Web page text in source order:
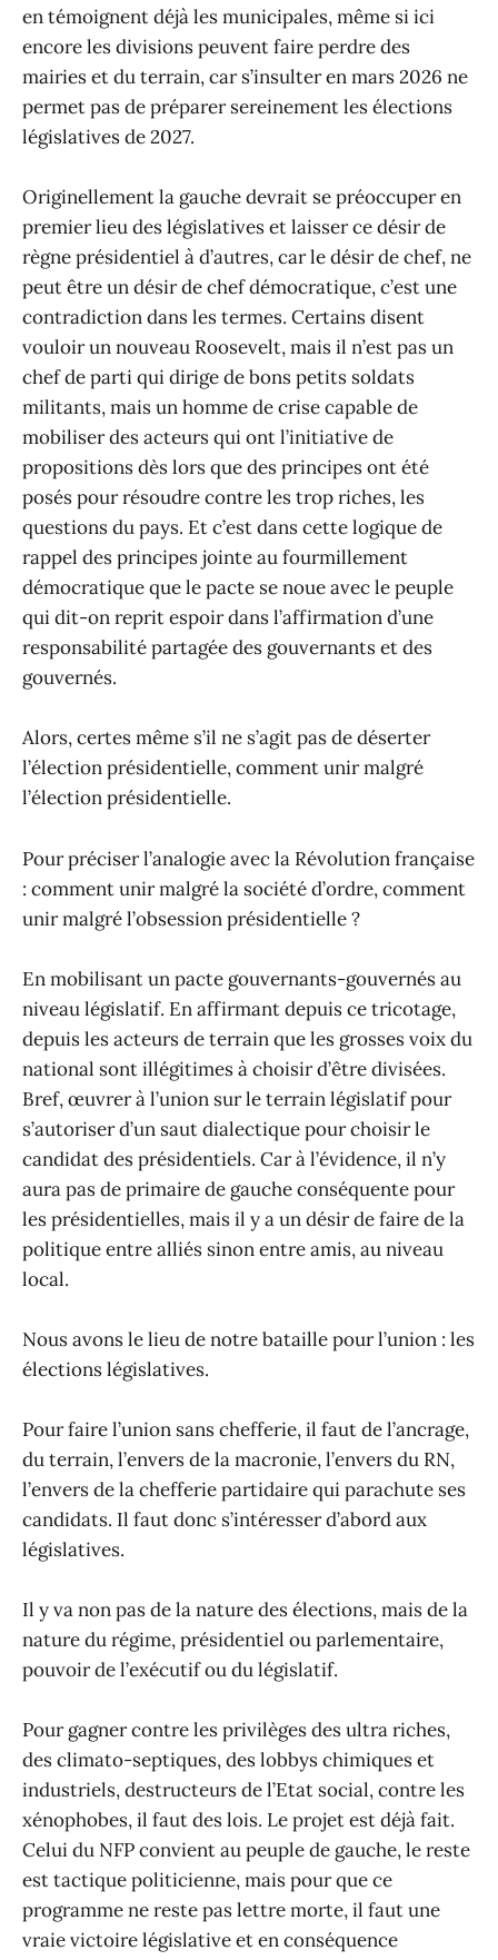
en témoignent déjà les municipales, même si ici
encore les divisions peuvent faire perdre des
mairies et du terrain, car s’insulter en mars 2026 ne
permet pas de préparer sereinement les élections
législatives de 2027.
Originellement la gauche devrait se préoccuper en
premier lieu des législatives et laisser ce désir de
règne présidentiel à d’autres, car le désir de chef, ne
peut être un désir de chef démocratique, c’est une
contradiction dans les termes. Certains disent
vouloir un nouveau Roosevelt, mais il n’est pas un
chef de parti qui dirige de bons petits soldats
militants, mais un homme de crise capable de
mobiliser des acteurs qui ont l’initiative de
propositions dès lors que des principes ont été
posés pour résoudre contre les trop riches, les
questions du pays. Et c’est dans cette logique de
rappel des principes jointe au fourmillement
démocratique que le pacte se noue avec le peuple
qui dit-on reprit espoir dans l’affirmation d’une
responsabilité partagée des gouvernants et des
gouvernés.
Alors, certes même s’il ne s’agit pas de déserter
l’élection présidentielle, comment unir malgré
l’élection présidentielle.
Pour préciser l’analogie avec la Révolution française
: comment unir malgré la société d’ordre, comment
unir malgré l’obsession présidentielle ?
En mobilisant un pacte gouvernants-gouvernés au
niveau législatif. En affirmant depuis ce tricotage,
depuis les acteurs de terrain que les grosses voix du
national sont illégitimes à choisir d’être divisées.
Bref, œuvrer à l’union sur le terrain législatif pour
s’autoriser d’un saut dialectique pour choisir le
candidat des présidentiels. Car à l’évidence, il n’y
aura pas de primaire de gauche conséquente pour
les présidentielles, mais il y a un désir de faire de la
politique entre alliés sinon entre amis, au niveau
local.
Nous avons le lieu de notre bataille pour l’union : les
élections législatives.
Pour faire l’union sans chefferie, il faut de l’ancrage,
du terrain, l’envers de la macronie, l’envers du RN,
l’envers de la chefferie partidaire qui parachute ses
candidats. Il faut donc s’intéresser d’abord aux
législatives.
Il y va non pas de la nature des élections, mais de la
nature du régime, présidentiel ou parlementaire,
pouvoir de l’exécutif ou du législatif.
Pour gagner contre les privilèges des ultra riches,
des climato-septiques, des lobbys chimiques et
industriels, destructeurs de l’Etat social, contre les
xénophobes, il faut des lois. Le projet est déjà fait.
Celui du NFP convient au peuple de gauche, le reste
est tactique politicienne, mais pour que ce
programme ne reste pas lettre morte, il faut une
vraie victoire législative et en conséquence